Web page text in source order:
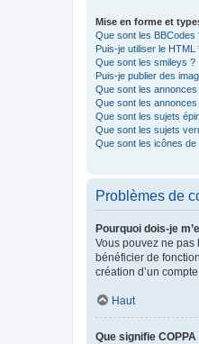
Mise en forme et
Que sont les BBCodes
Puis-je utiliser le HTML
Que sont les smileys ?
Puis-je publier des
Que sont les annonces
Que sont les annonces
Que sont les sujets
Que sont les sujets
Que sont les icônes de
Problèmes de
Pourquoi dois-je
Vous pouvez ne pas
bénéficier de
création d’un
Haut
Que signifie COPPA